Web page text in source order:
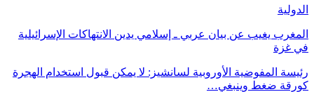
الدولية
المغرب يغيب عن بيان عربي ـ إسلامي يدين الانتهاكات الإسرائيلية
في غزة
رئيسة المفوضية الأوروبية لسانشيز: لا يمكن قبول استخدام الهجرة
كورقة ضغط وينبغي…